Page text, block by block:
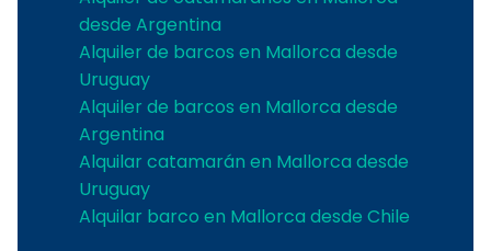
desde Argentina
Alquiler de barcos en Mallorca desde
Uruguay
Alquiler de barcos en Mallorca desde
Argentina
Alquilar catamarán en Mallorca desde
Uruguay
Alquilar barco en Mallorca desde Chile